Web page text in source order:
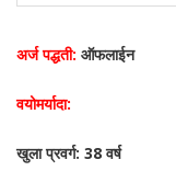
अर्ज पद्धती: ऑफलाईन
वयोमर्यादा:
खुला प्रवर्ग: 38 वर्ष